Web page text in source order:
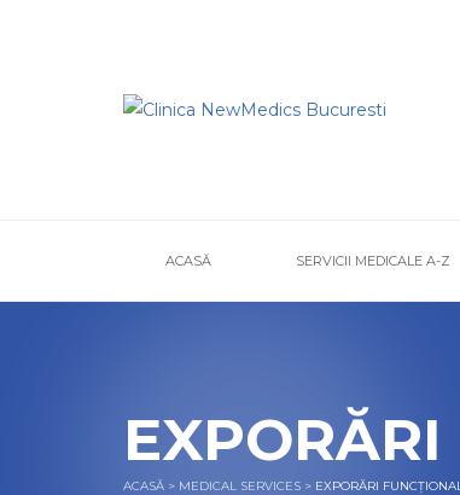
ACASĂ SERVICII MEDICALE A-Z
ACASĂ > MEDICAL SERVICES > EXPORĂRI